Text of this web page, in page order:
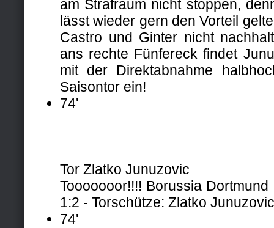
am Strafraum nicht stoppen,
lässt wieder gern den Vorteil
Castro und Ginter nicht
ans rechte Fünfereck findet
mit der Direktabnahme
Saisontor ein!
74'
Tor Zlatko Junuzovic
Tooooooor!!!! Borussia
1:2 - Torschütze: Zlatko Junuzovic
74'